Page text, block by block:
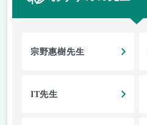
宗野惠樹先生
IT先生